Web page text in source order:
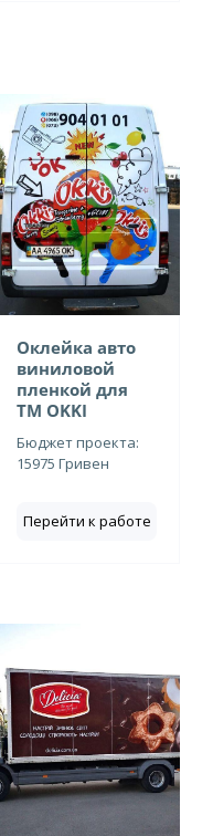
Оклейка авто
виниловой
пленкой для
ТМ OKKI
Бюджет проекта:
15975 Гривен
Перейти к работе